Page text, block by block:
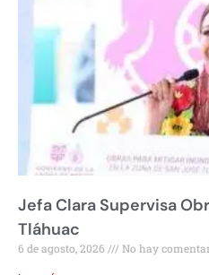
Jefa Clara Supervisa
Tláhuac
6 de agosto, 2026 No hay